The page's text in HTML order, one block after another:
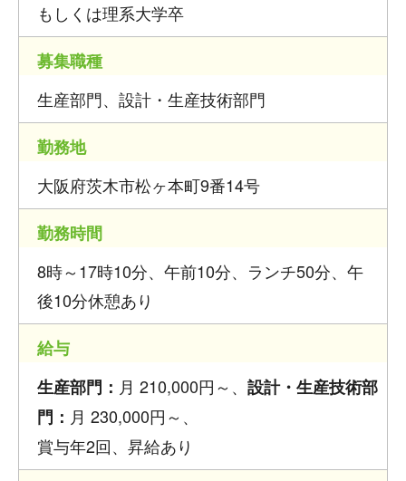
もしくは理系大学卒
募集職種
生産部門、設計・生産技術部門
勤務地
大阪府茨木市松ヶ本町9番14号
勤務時間
8時～17時10分、午前10分、ランチ50分、午
後10分休憩あり
給与
生産部門： 月 210,000円～、 設計・生産技術部
門： 月 230,000円～、
賞与年2回、昇給あり